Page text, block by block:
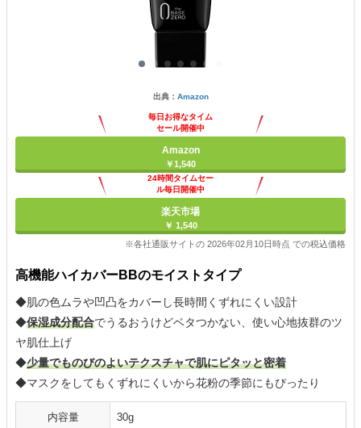
出典： Amazon
毎日お得なタイム
セール開催中
Amazon
￥1,540
24時間タイムセー
ル毎日開催中
楽天市場
￥ 1,540
※各社通販サイトの 2026年02月10日時点 での税込価格
高機能ハイカバーBBのモイストタイプ
◆肌の色ムラや凹凸をカバーし長時間くずれにくい設計
◆保湿成分配合でうるおうけどベタつかない、使い心地抜群のツ
ヤ肌仕上げ
◆少量でものびのよいテクスチャで肌にピタッと密着
◆マスクをしてもくずれにくいから花粉の季節にもぴったり
内容量 30g